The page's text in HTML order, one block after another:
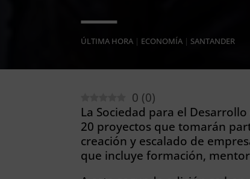
ÚLTIMA HORA | ECONOMÍA | SANTANDER
0 (0)
La Sociedad para el
20 proyectos que tomarán
creación y escalado de
que incluye formación,